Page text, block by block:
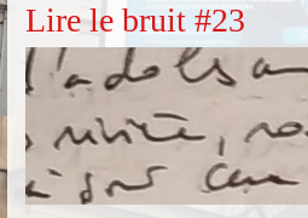
Lire le bruit #23